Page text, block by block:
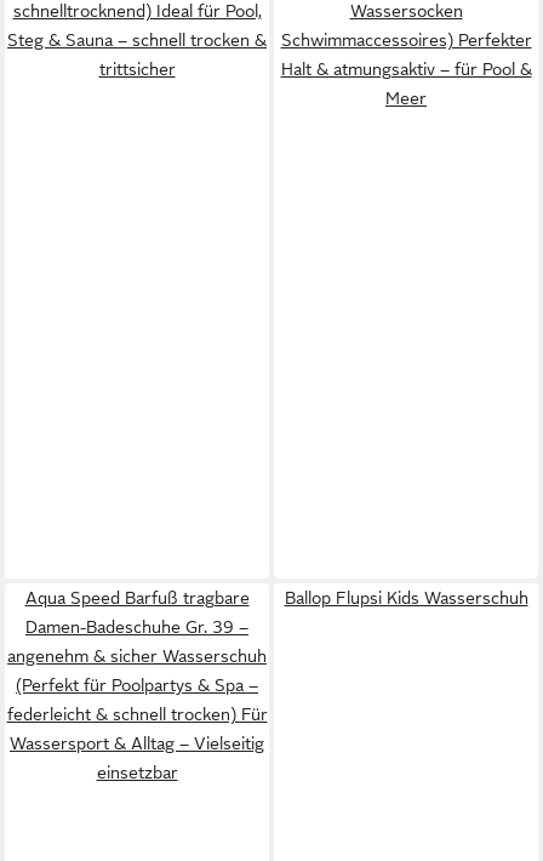
schnelltrocknend) Ideal für Pool,
Steg & Sauna – schnell trocken &
trittsicher
Wassersocken
Schwimmaccessoires) Perfekter
Halt & atmungsaktiv – für Pool &
Meer
Aqua Speed Barfuß tragbare
Damen-Badeschuhe Gr. 39 –
angenehm & sicher Wasserschuh
(Perfekt für Poolpartys & Spa –
federleicht & schnell trocken) Für
Wassersport & Alltag – Vielseitig
einsetzbar
Ballop Flupsi Kids Wasserschuh